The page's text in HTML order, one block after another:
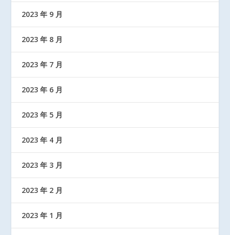
2023 年 9 月
2023 年 8 月
2023 年 7 月
2023 年 6 月
2023 年 5 月
2023 年 4 月
2023 年 3 月
2023 年 2 月
2023 年 1 月